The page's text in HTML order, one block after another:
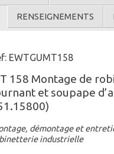
RENSEIGNEMENTS
EWTGUMT158
158 Montage de
et soupape
démontage et
industrielle